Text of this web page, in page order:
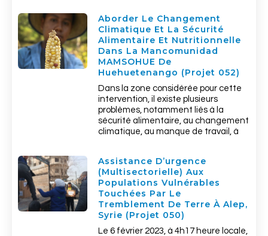
Aborder Le Changement
Climatique Et La Sécurité
Alimentaire Et Nutritionnelle
Dans La Mancomunidad
MAMSOHUE De
Huehuetenango (Projet 052)
Dans la zone considérée pour cette
intervention, il existe plusieurs
problèmes, notamment liés à la
sécurité alimentaire, au changement
climatique, au manque de travail, à
Assistance D’urgence
(multisectorielle) Aux
Populations Vulnérables
Touchées Par Le
Tremblement De Terre À Alep,
Syrie (Projet 050)
Le 6 février 2023, à 4h17 heure locale,